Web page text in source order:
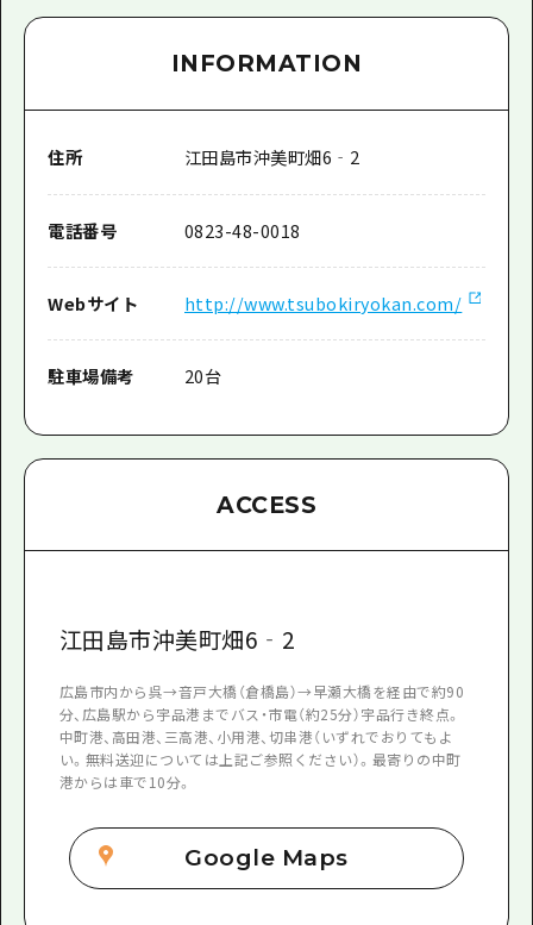
フォトダウンロード
関連リンク
INFORMATION
住所 江田島市沖美町畑6‐2
電話番号 0823-48-0018
Webサイト http://www.tsubokiryokan.com/
駐車場備考 20台
ACCESS
江田島市沖美町畑6‐2
広島市内から呉→音戸大橋（倉橋島）→早瀬大橋を経由で約90
分、広島駅から宇品港までバス・市電（約25分）宇品行き終点。
中町港、高田港、三高港、小用港、切串港（いずれでおりてもよ
い。無料送迎については上記ご参照ください）。最寄りの中町
港からは車で10分。
Google Maps